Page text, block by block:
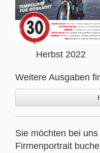
Herbst 2022
Weitere Ausgaben
Sie möchten bei
Firmenportrait